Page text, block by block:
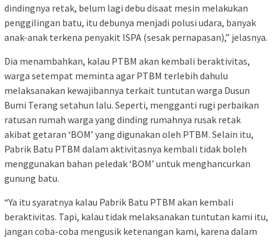
dindingnya retak, belum lagi debu disaat mesin melakukan
penggilingan batu, itu debunya menjadi polusi udara, banyak
anak-anak terkena penyakit ISPA (sesak pernapasan),” jelasnya.
Dia menambahkan, kalau PTBM akan kembali beraktivitas,
warga setempat meminta agar PTBM terlebih dahulu
melaksanakan kewajibannya terkait tuntutan warga Dusun
Bumi Terang setahun lalu. Seperti, mengganti rugi perbaikan
ratusan rumah warga yang dinding rumahnya rusak retak
akibat getaran ‘BOM’ yang digunakan oleh PTBM. Selain itu,
Pabrik Batu PTBM dalam aktivitasnya kembali tidak boleh
menggunakan bahan peledak ‘BOM’ untuk menghancurkan
gunung batu.
“Ya itu syaratnya kalau Pabrik Batu PTBM akan kembali
beraktivitas. Tapi, kalau tidak melaksanakan tuntutan kami itu,
jangan coba-coba mengusik ketenangan kami, karena dalam